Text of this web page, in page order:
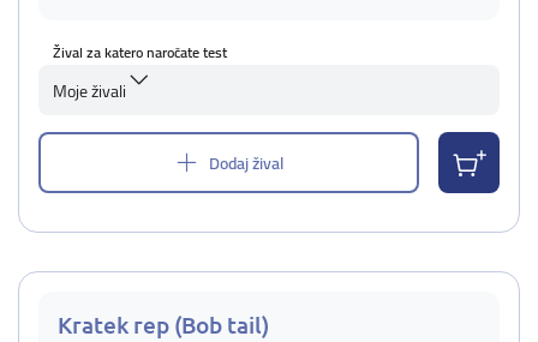
Žival za katero naročate test
Moje živali
Dodaj žival
Kratek rep (Bob tail)